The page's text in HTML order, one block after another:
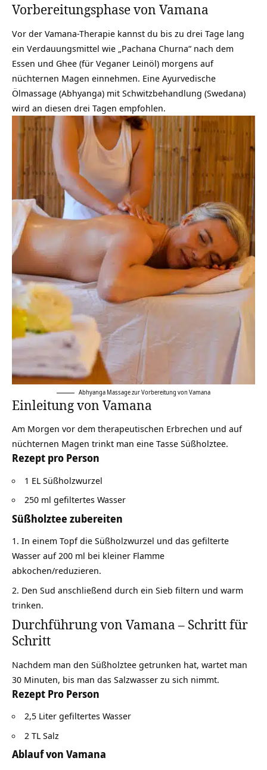
Vorbereitungsphase von Vamana
Vor der Vamana-Therapie kannst du bis zu drei Tage lang
ein Verdauungsmittel wie „Pachana Churna“ nach dem
Essen und Ghee (für Veganer Leinöl) morgens auf
nüchternen Magen einnehmen. Eine Ayurvedische
Ölmassage (Abhyanga) mit Schwitzbehandlung (Swedana)
wird an diesen drei Tagen empfohlen.
Abhyanga Massage zur Vorbereitung von Vamana
Einleitung von Vamana
Am Morgen vor dem therapeutischen Erbrechen und auf
nüchternen Magen trinkt man eine Tasse Süßholztee.
Rezept pro Person
1 EL Süßholzwurzel
250 ml gefiltertes Wasser
Süßholztee zubereiten
In einem Topf die Süßholzwurzel und das gefilterte
Wasser auf 200 ml bei kleiner Flamme
abkochen/reduzieren.
Den Sud anschließend durch ein Sieb filtern und warm
trinken.
Durchführung von Vamana – Schritt für
Schritt
Nachdem man den Süßholztee getrunken hat, wartet man
30 Minuten, bis man das Salzwasser zu sich nimmt.
Rezept Pro Person
2,5 Liter gefiltertes Wasser
2 TL Salz
Ablauf von Vamana